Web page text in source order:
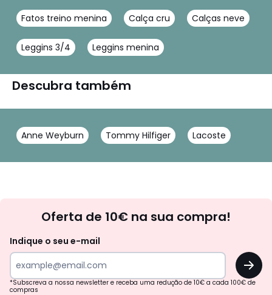
Fatos treino menina Calça cru Calças neve
Leggins 3/4 Leggins menina
Descubra também
Anne Weyburn Tommy Hilfiger Lacoste
Oferta de 10€ na sua compra!
Indique o seu e-mail
OK
*Subscreva a nossa newsletter e receba uma redução de 10€ a cada 100€ de
compras